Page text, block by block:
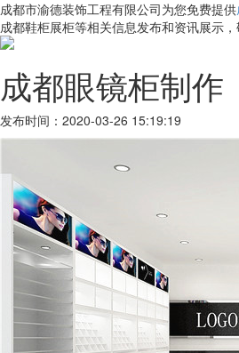
成都市渝德装饰工程有限公司为您免费提供
成都鞋柜展柜等相关信息发布和资讯展示，
成都眼镜柜制作
发布时间：2020-03-26 15:19:19